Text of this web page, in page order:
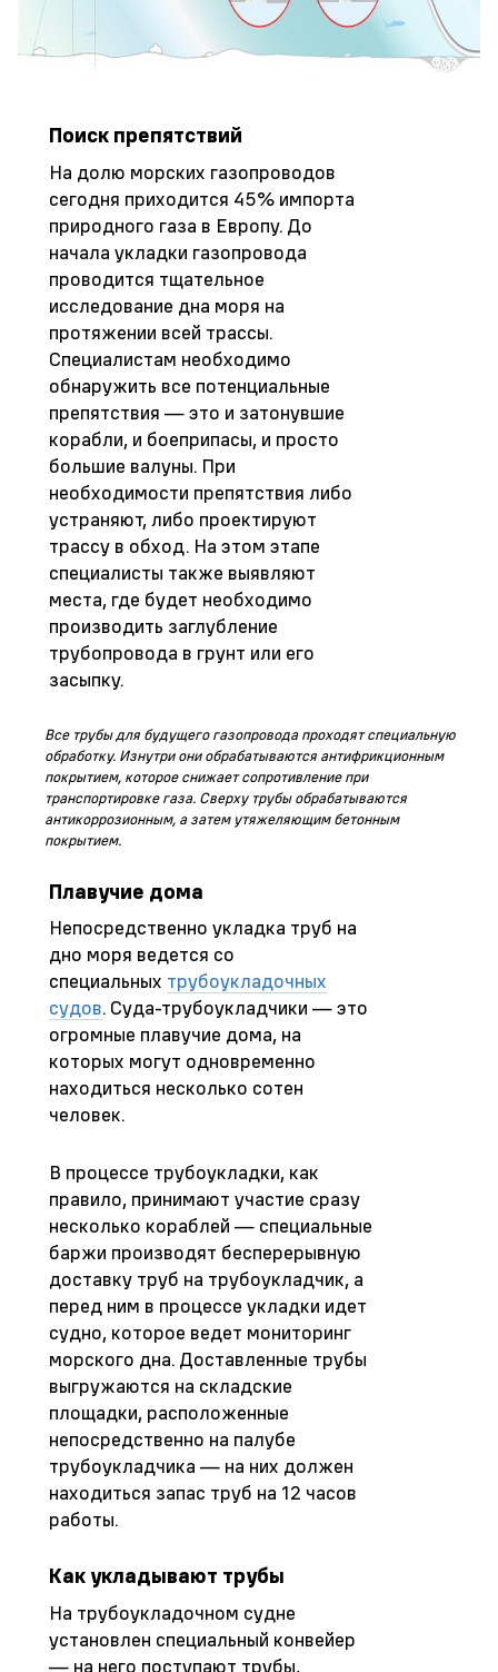
Поиск препятствий
На долю морских газопроводов
сегодня приходится 45% импорта
природного газа в Европу. До
начала укладки газопровода
проводится тщательное
исследование дна моря на
протяжении всей трассы.
Специалистам необходимо
обнаружить все потенциальные
препятствия — это и затонувшие
корабли, и боеприпасы, и просто
большие валуны. При
необходимости препятствия либо
устраняют, либо проектируют
трассу в обход. На этом этапе
специалисты также выявляют
места, где будет необходимо
производить заглубление
трубопровода в грунт или его
засыпку.
Все трубы для будущего газопровода проходят специальную
обработку. Изнутри они обрабатываются антифрикционным
покрытием, которое снижает сопротивление при
транспортировке газа. Сверху трубы обрабатываются
антикоррозионным, а затем утяжеляющим бетонным
покрытием.
Плавучие дома
Непосредственно укладка труб на
дно моря ведется со
специальных трубоукладочных
судов. Суда-трубоукладчики — это
огромные плавучие дома, на
которых могут одновременно
находиться несколько сотен
человек.
В процессе трубоукладки, как
правило, принимают участие сразу
несколько кораблей — специальные
баржи производят бесперерывную
доставку труб на трубоукладчик, а
перед ним в процессе укладки идет
судно, которое ведет мониторинг
морского дна. Доставленные трубы
выгружаются на складские
площадки, расположенные
непосредственно на палубе
трубоукладчика — на них должен
находиться запас труб на 12 часов
работы.
Как укладывают трубы
На трубоукладочном судне
установлен специальный конвейер
— на него поступают трубы,